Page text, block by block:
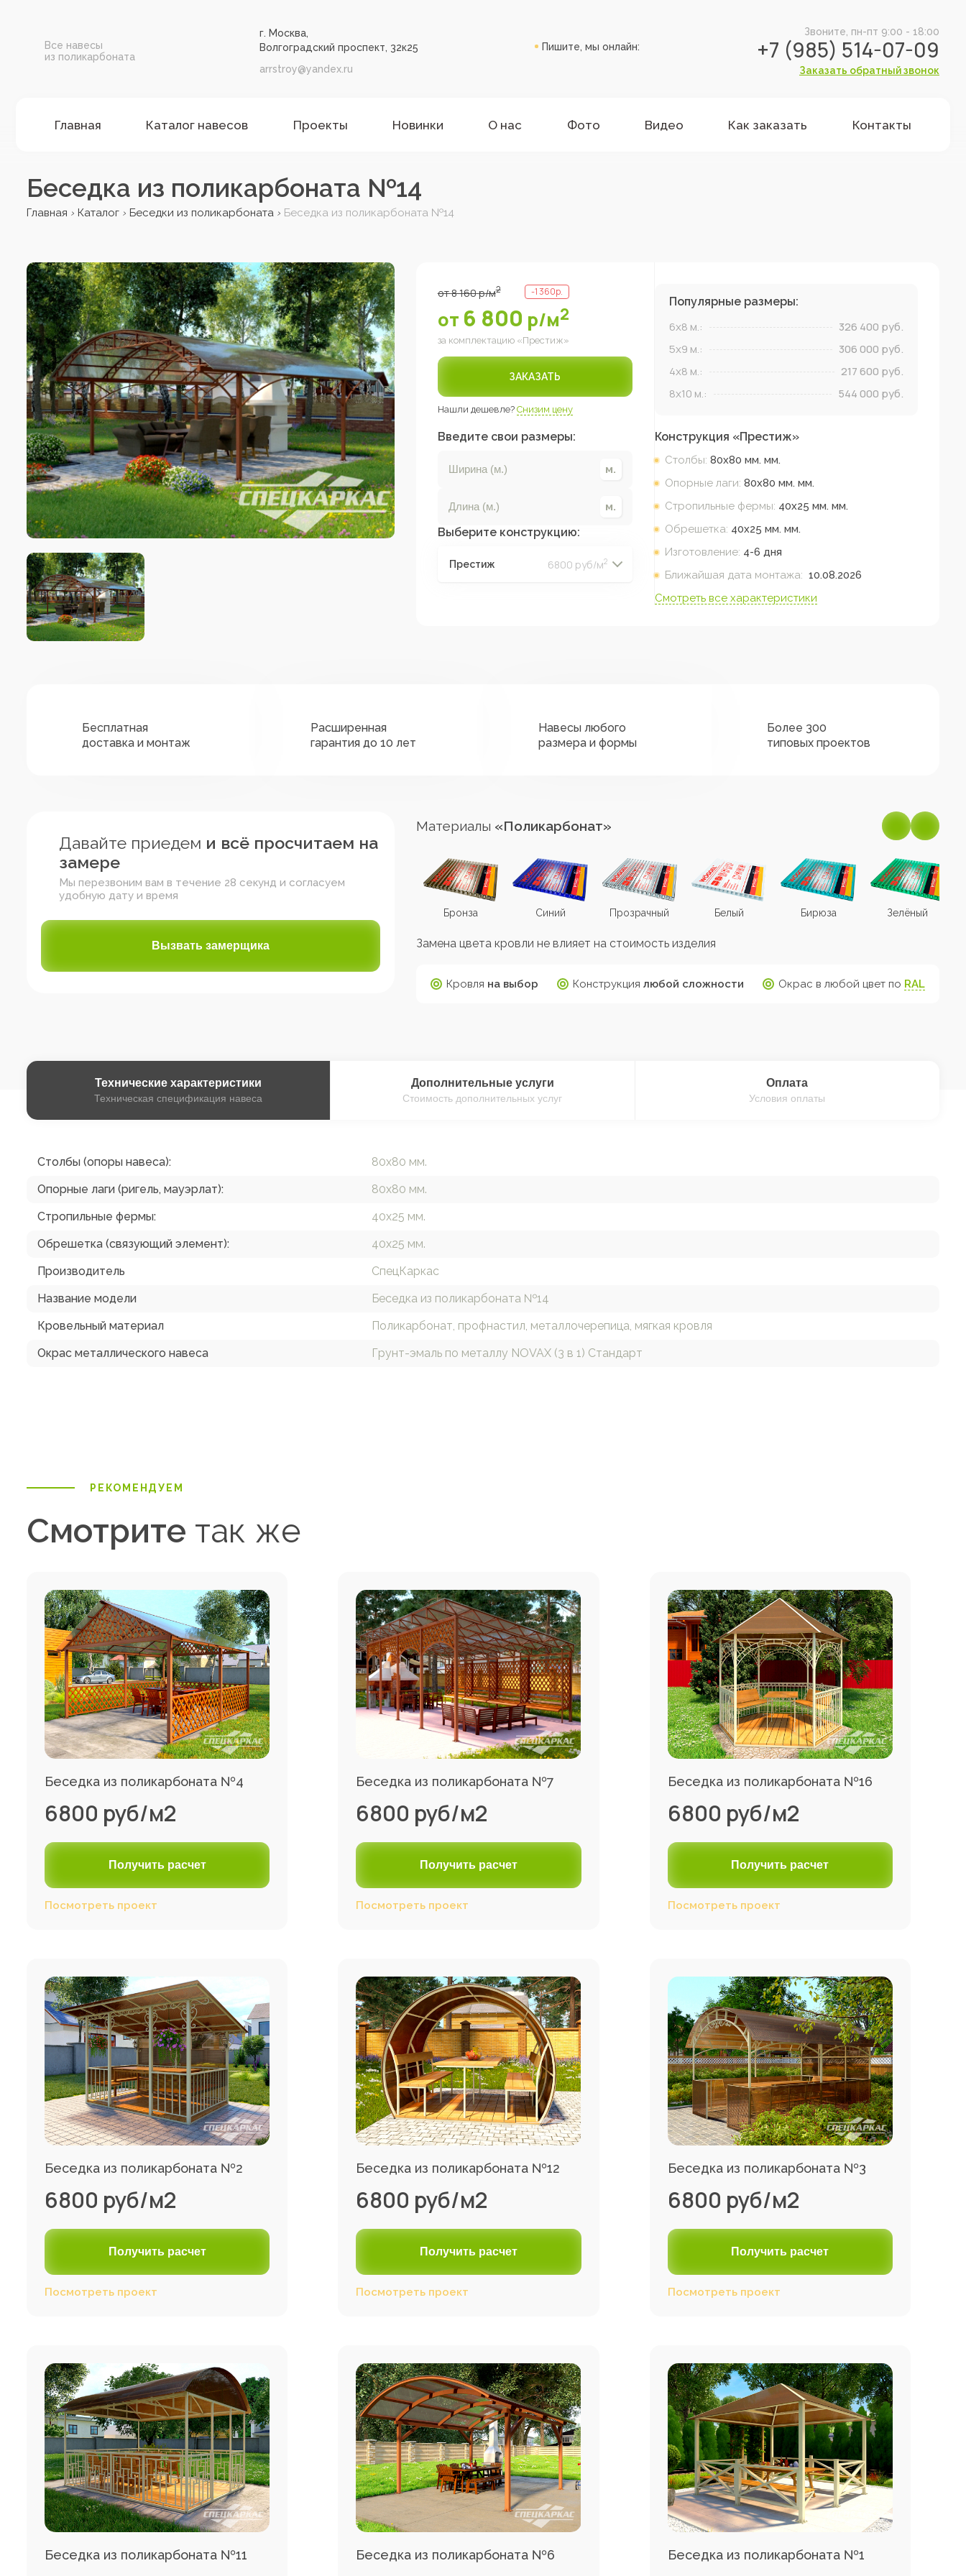
Все навесы
из поликарбоната
г. Москва,
Волгоградский проспект, 32к25
arrstroy@yandex.ru
Пишите, мы онлайн:
Звоните, пн-пт 9:00 - 18:00
+7 (985) 514-07-09
Заказать обратный звонок
Главная Каталог навесов Проекты Новинки О нас Фото Видео Как заказать Контакты
Беседка из поликарбоната №14
Главная › Каталог › Беседки из поликарбоната › Беседка из поликарбоната №14
от8 160р/м2 -1 360р.
от 6 800 р/м2
за комплектацию «Престиж»
ЗАКАЗАТЬ
Нашли дешевле? Снизим цену
Введите свои размеры:
Выберите конструкцию:
Престиж 6800 руб/м2
Популярные размеры:
6x8 м.: 326 400 руб.
5x9 м.: 306 000 руб.
4x8 м.: 217 600 руб.
8x10 м.: 544 000 руб.
Конструкция «Престиж»
Столбы: 80х80 мм. мм.
Опорные лаги: 80х80 мм. мм.
Стропильные фермы: 40х25 мм. мм.
Обрешетка: 40х25 мм. мм.
Изготовление: 4-6 дня
Ближайшая дата монтажа: 10.08.2026
Смотреть все характеристики
Бесплатная
доставка и монтаж
Расширенная
гарантия до 10 лет
Навесы любого
размера и формы
Более 300
типовых проектов
Давайте приедем и всё просчитаем на
замере
Мы перезвоним вам в течение 28 секунд и согласуем
удобную дату и время
Вызвать замерщика
Материалы «Поликарбонат»
Бронза Синий Прозрачный Белый Бирюза Зелёный
Замена цвета кровли не влияет на стоимость изделия
Кровля на выбор Конструкция любой сложности Окрас в любой цвет по RAL
Технические характеристики
Техническая спецификация навеса
Дополнительныеуслуги
Стоимость дополнительных услуг
Оплата
Условия оплаты
Столбы (опоры навеса):
80х80 мм.
Опорные лаги (ригель, мауэрлат):
80х80 мм.
Стропильные фермы:
40х25 мм.
Обрешетка (связующий элемент):
40х25 мм.
Производитель
СпецКаркас
Название модели
Беседка из поликарбоната №14
Кровельный материал
Поликарбонат, профнастил, металлочерепица, мягкая кровля
Окрас металлического навеса
Грунт-эмаль по металлу NOVAX (3 в 1) Стандарт
РЕКОМЕНДУЕМ
Смотрите так же
Беседка из поликарбоната №4
6800 руб/м2
Получить расчет
Посмотреть проект
Беседка из поликарбоната №7
6800 руб/м2
Получить расчет
Посмотреть проект
Беседка из поликарбоната №16
6800 руб/м2
Получить расчет
Посмотреть проект
Беседка из поликарбоната №2
6800 руб/м2
Получить расчет
Посмотреть проект
Беседка из поликарбоната №12
6800 руб/м2
Получить расчет
Посмотреть проект
Беседка из поликарбоната №3
6800 руб/м2
Получить расчет
Посмотреть проект
Беседка из поликарбоната №11 Беседка из поликарбоната №6 Беседка из поликарбоната №1